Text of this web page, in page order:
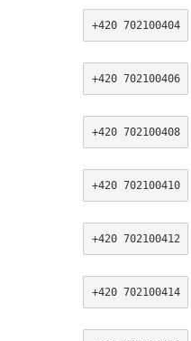
+420 702100404
+420 702100406
+420 702100408
+420 702100410
+420 702100412
+420 702100414